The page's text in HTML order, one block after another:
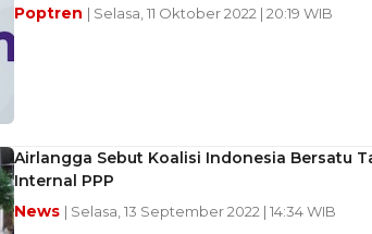
Poptren | Selasa, 11 Oktober 2022 | 20:19 WIB
Airlangga Sebut Koalisi Indonesia Bersatu
Internal PPP
News | Selasa, 13 September 2022 | 14:34 WIB